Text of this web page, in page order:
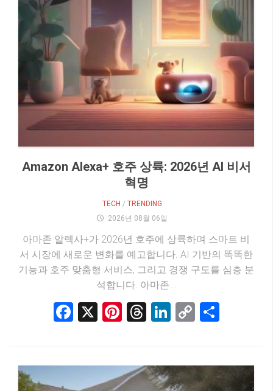
Amazon Alexa+ 호주 상륙: 2026년 AI 비서
혁명
TECH / TRENDING
2026년 08월 06일
아마존 알렉사+가 2026년 호주에 상륙하며 스마트 비
서 시장에 새로운 변화를 예고합니다. AI 기반의 똑똑한
기능과 호주 맞춤형 서비스, 그리고 경쟁 구도를 심층 분
석합니다. 아마존...
Facebook
X Pinterest
Threads
LinkedIn
CopyShare